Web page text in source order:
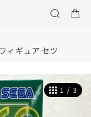
ィギュア セツ
1 / 3